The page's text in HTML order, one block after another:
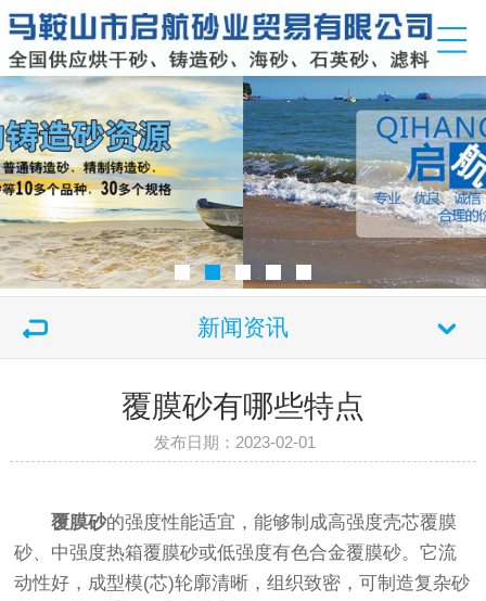
新闻资讯
覆膜砂有哪些特点
发布日期：2023-02-01
覆膜砂的强度性能适宜，能够制成高强度壳芯覆膜
砂、中强度热箱覆膜砂或低强度有色合金覆膜砂。它流
动性好，成型模(芯)轮廓清晰，组织致密，可制造复杂砂